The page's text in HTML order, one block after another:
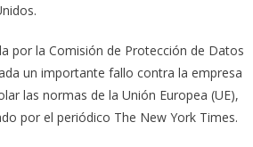
por la Comisión de Protección de Datos
un importante fallo contra la empresa
las normas de la Unión Europea (UE),
por el periódico The New York Times.